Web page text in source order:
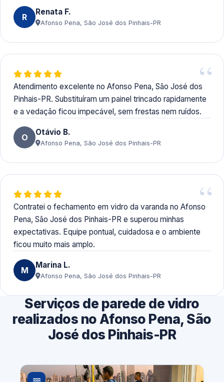
R Renata F.
Afonso Pena, São José dos Pinhais-PR
Atendimento excelente no Afonso Pena, São José dos
Pinhais-PR. Substituíram um painel trincado rapidamente
e a vedação ficou impecável, sem frestas nem ruídos.
O Otávio B.
Afonso Pena, São José dos Pinhais-PR
Contratei o fechamento em vidro da varanda no Afonso
Pena, São José dos Pinhais-PR e superou minhas
expectativas. Equipe pontual, cuidadosa e o ambiente
ficou muito mais amplo.
M Marina L.
Afonso Pena, São José dos Pinhais-PR
Serviços de parede de vidro
realizados no Afonso Pena, São
José dos Pinhais-PR